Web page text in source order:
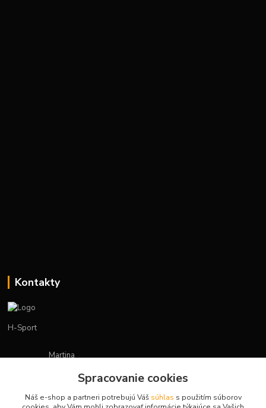
Kontakty
H-Sport
Martina
(Po-Pia, 7-15 hod.)
obchod.hsport@gmail.com
Spracovanie cookies
Náš e-shop a partneri potrebujú Váš súhlas s použitím súborov